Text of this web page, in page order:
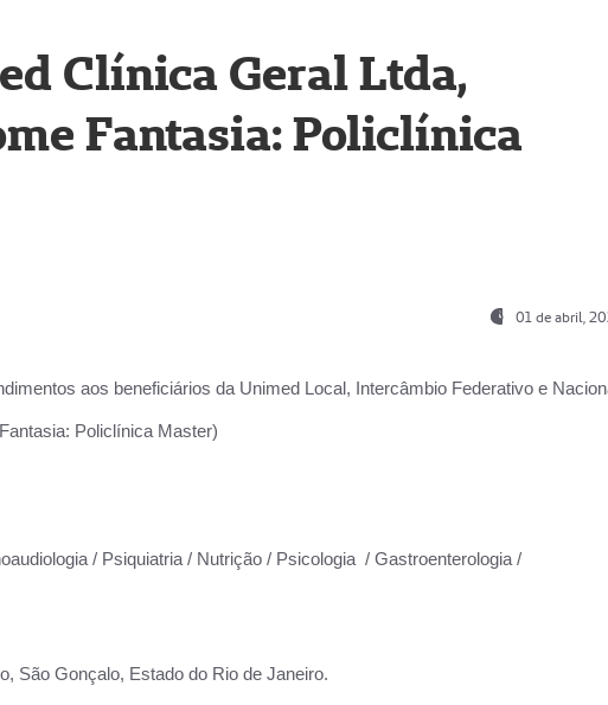
Clínica Geral Ltda,
Fantasia: Policlínica
01 de abril,
aos beneficiários da Unimed Local, Intercâmbio Federativo e
Policlínica Master)
/ Psiquiatria / Nutrição / Psicologia / Gastroenterologia /
São Gonçalo, Estado do Rio de Janeiro.